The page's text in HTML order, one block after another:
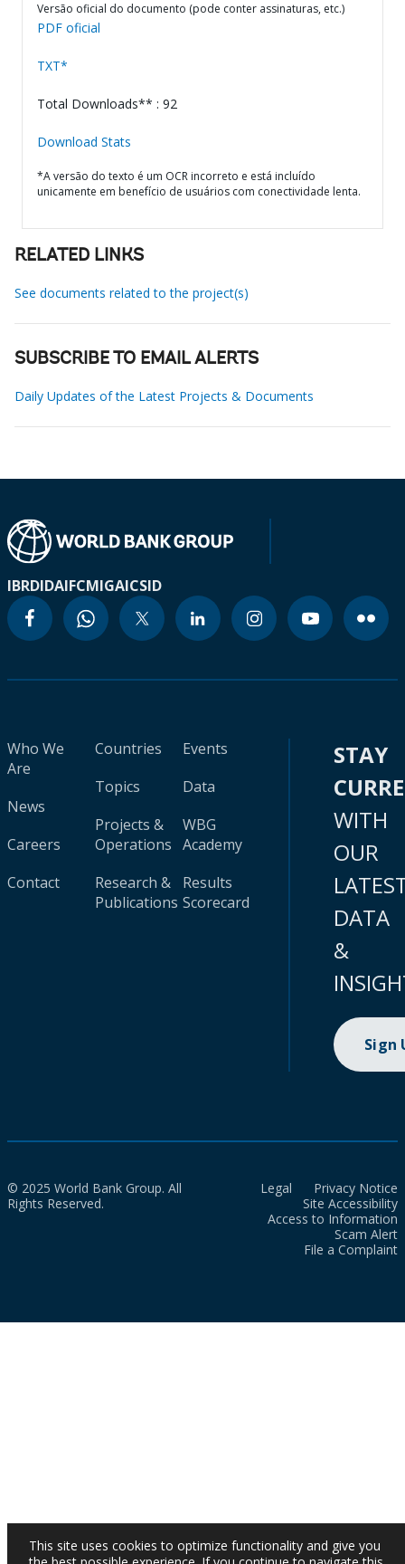
Versão oficial do documento (pode conter assinaturas, etc.)
PDF oficial
TXT*
Total Downloads** : 92
Download Stats
*A versão do texto é um OCR incorreto e está incluído
unicamente em benefício de usuários com conectividade lenta.
RELATED LINKS
See documents related to the project(s)
SUBSCRIBE TO EMAIL ALERTS
Daily Updates of the Latest Projects & Documents
IBRDIDAIFCMIGAICSID
Who We
Are
News
Careers
Contact
Countries
Topics
Projects &
Operations
Research &
Publications
Events
Data
WBG
Academy
Results
Scorecard
STAY
WITH
OUR
DATA
&
Sign
© 2025 World Bank Group. All
Rights Reserved.
Legal
Privacy Notice
Site Accessibility
Access to Information
Scam Alert
File a Complaint
This site uses cookies to optimize functionality and give you